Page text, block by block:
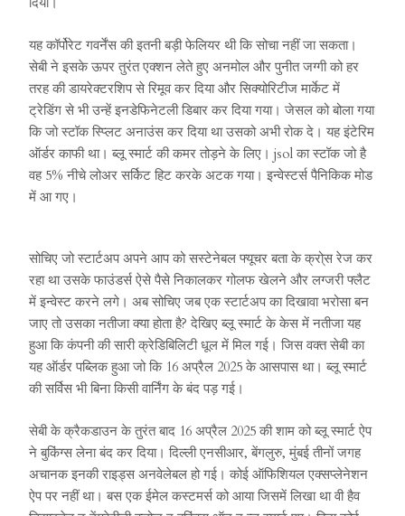
यह कॉर्पोरेट गवर्नेंस की इतनी बड़ी फेलियर थी कि सोचा नहीं जा सकता।
सेबी ने इसके ऊपर तुरंत एक्शन लेते हुए अनमोल और पुनीत जग्गी को हर
तरह की डायरेक्टरशिप से रिमूव कर दिया और सिक्योरिटीज मार्केट में
ट्रेडिंग से भी उन्हें इनडेफिनेटली डिबार कर दिया गया। जेसल को बोला गया
कि जो स्टॉक स्प्लिट अनाउंस कर दिया था उसको अभी रोक दे। यह इंटेरिम
ऑर्डर काफी था। ब्लू स्मार्ट की कमर तोड़ने के लिए। jsol का स्टॉक जो है
वह 5% नीचे लोअर सर्किट हिट करके अटक गया। इन्वेस्टर्स पैनिकिक मोड
में आ गए।
सोचिए जो स्टार्टअप अपने आप को सस्टेनेबल फ्यूचर बता के क्रो्स रेज कर
रहा था उसके फाउंडर्स ऐसे पैसे निकालकर गोलफ खेलने और लग्जरी फ्लैट
में इन्वेस्ट करने लगे। अब सोचिए जब एक स्टार्टअप का दिखावा भरोसा बन
जाए तो उसका नतीजा क्या होता है? देखिए ब्लू स्मार्ट के केस में नतीजा यह
हुआ कि कंपनी की सारी क्रेडिबिलिटी धूल में मिल गई। जिस वक्त सेबी का
यह ऑर्डर पब्लिक हुआ जो कि 16 अप्रैल 2025 के आसपास था। ब्लू स्मार्ट
की सर्विस भी बिना किसी वार्निंग के बंद पड़ गई।
सेबी के क्रैकडाउन के तुरंत बाद 16 अप्रैल 2025 की शाम को ब्लू स्मार्ट ऐप
ने बुकिंग्स लेना बंद कर दिया। दिल्ली एनसीआर, बेंगलुरु, मुंबई तीनों जगह
अचानक इनकी राइड्स अनवेलेबल हो गई। कोई ऑफिशियल एक्सप्लेनेशन
ऐप पर नहीं था। बस एक ईमेल कस्टमर्स को आया जिसमें लिखा था वी हैव